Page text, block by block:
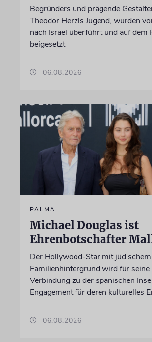
Begründers und prägende
Theodor Herzls Jugend, wurden
nach Israel überführt und auf dem
beigesetzt
06.08.2026
PALMA
Michael Douglas ist
Ehrenbotschafter
Der Hollywood-Star mit jüdischem
Familienhintergrund wird für seine
Verbindung zu der spanischen
Engagement für deren kulturelles
06.08.2026